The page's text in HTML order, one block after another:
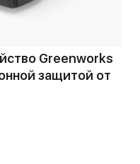
Greenworks
защитой от